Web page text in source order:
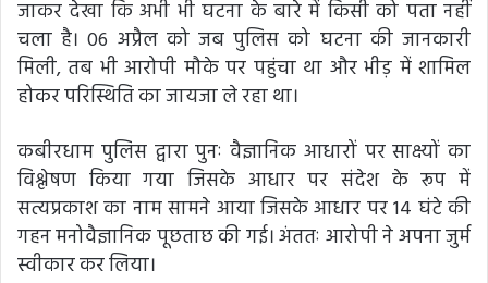
जाकर देखा कि अभी भी घटना के बारे में किसी को पता नहीं
चला है। 06 अप्रैल को जब पुलिस को घटना की जानकारी
मिली, तब भी आरोपी मौके पर पहुंचा था और भीड़ में शामिल
होकर परिस्थिति का जायजा ले रहा था।
कबीरधाम पुलिस द्वारा पुनः वैज्ञानिक आधारों पर साक्ष्यों का
विश्लेषण किया गया जिसके आधार पर संदेश के रूप में
सत्यप्रकाश का नाम सामने आया जिसके आधार पर 14 घंटे की
गहन मनोवैज्ञानिक पूछताछ की गई। अंततः आरोपी ने अपना जुर्म
स्वीकार कर लिया।